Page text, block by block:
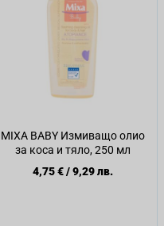
MIXA BABY Измиващо олио
за коса и тяло, 250 мл
4,75 €/9,29 лв.